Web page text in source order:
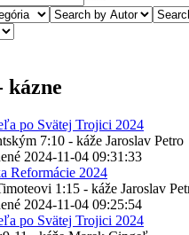
kázne
po Svätej Trojici 2024
7:10 - káže Jaroslav Petro
2024-11-04 09:31:33
Reformácie 2024
1:15 - káže Jaroslav
2024-11-04 09:25:54
po Svätej Trojici 2024